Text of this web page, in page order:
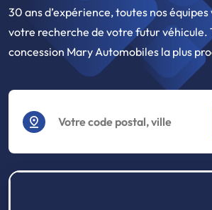
30 ans d’expérience, toutes nos
votre recherche de votre futur véhicule.
concession Mary Automobiles la plus